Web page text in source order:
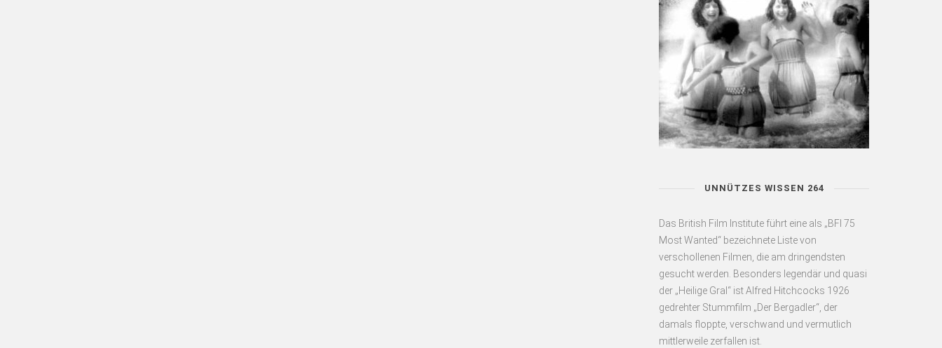
UNNÜTZES WISSEN 264
Das British Film Institute führt eine als „BFI 75
Most Wanted“ bezeichnete Liste von
verschollenen Filmen, die am dringendsten
gesucht werden. Besonders legendär und quasi
der „Heilige Gral“ ist Alfred Hitchcocks 1926
gedrehter Stummfilm „Der Bergadler“, der
damals floppte, verschwand und vermutlich
mittlerweile zerfallen ist.